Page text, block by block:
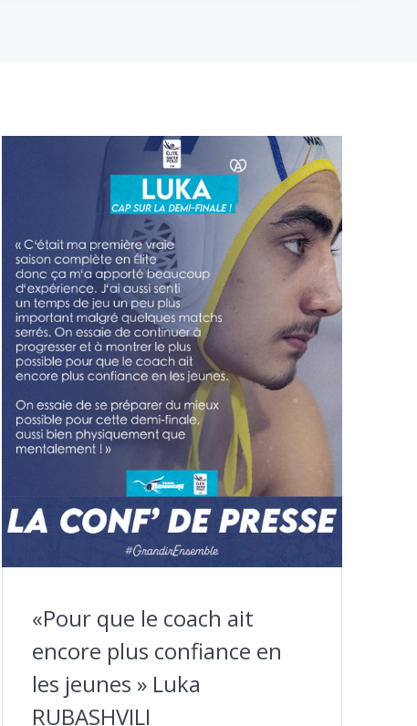
«Pour que le coach ait
encore plus confiance en
les jeunes » Luka
RUBASHVILI